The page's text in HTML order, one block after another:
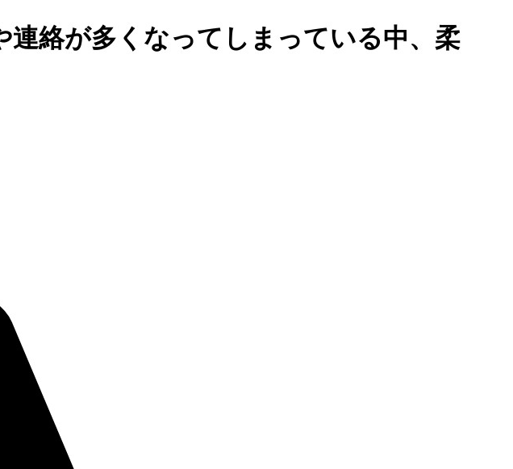
絡が多くなってしまっている中、柔